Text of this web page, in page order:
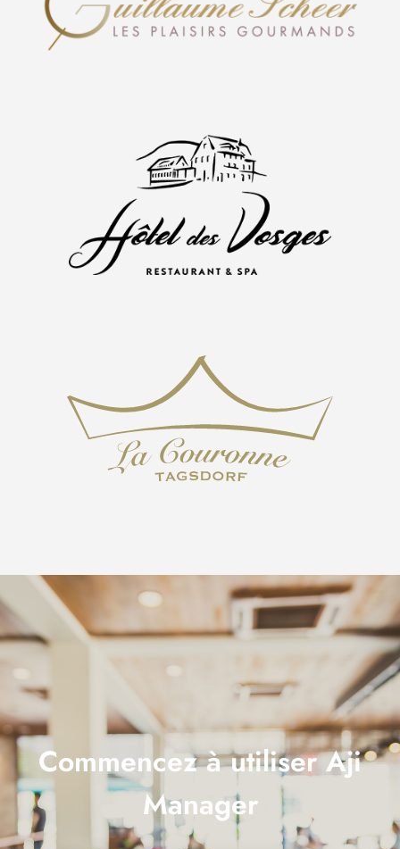
Commencez à utiliser Aji
Manager